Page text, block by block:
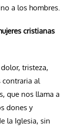
a los hombres.
cristianas
tristeza,
contraria al
que nos llama a
dones y
la Iglesia, sin